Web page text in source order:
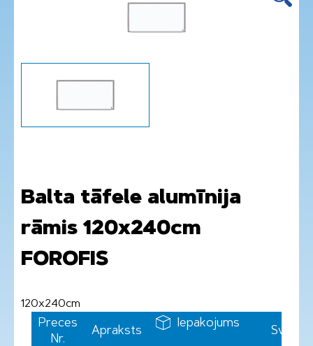
Balta tāfele alumīnija
rāmis 120x240cm
FOROFIS
120x240cm
Preces
Nr.
Apraksts
Iepakojums